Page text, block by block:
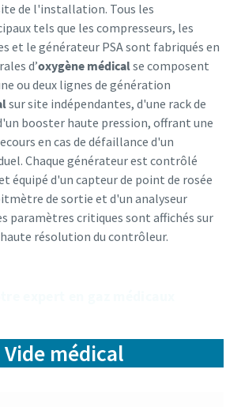
de l'installation. Tous les
tels que les compresseurs, les
et le générateur PSA sont fabriqués en
d’oxygène médicalse composent
ou deux lignes de génération
sur site indépendantes, d'une rack de
booster haute pression, offrant une
en cas de défaillance d'un
Chaque générateur est contrôlé
équipé d'un capteur de point de rosée
de sortie et d'un analyseur
paramètres critiques sont affichés sur
haute résolution du contrôleur.
Vide médical